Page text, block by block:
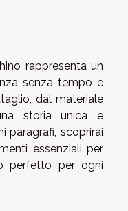
rappresenta un
senza tempo e
dal materiale
storia unica e
paragrafi, scoprirai
essenziali per
perfetto per ogni